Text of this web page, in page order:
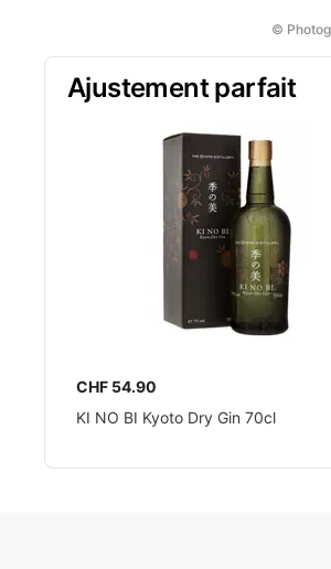
©
Ajustement parfait
CHF 54.90
KI NO BI Kyoto Dry Gin 70cl